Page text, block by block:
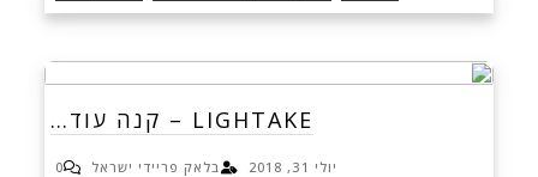
LIGHTAKE – קנה עוד…
יולי 31, 2018 בלאק פריידי ישראל 0